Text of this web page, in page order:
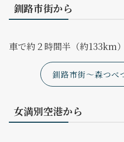
釧路市街から
車で約２時間半（約133km）
釧路市街～森つべ
女満別空港から